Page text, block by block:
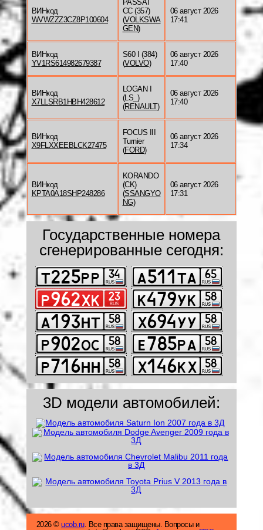
ВИНкод
WVWZZZ3CZ8P100604
PASSAT
CC (357)
(VOLKSWA
GEN)
06 август 2026
17:41
ВИНкод
YV1RS614982679387
S60 I (384)
(VOLVO)
06 август 2026
17:40
ВИНкод
X7LLSRB1HBH428612
LOGAN I
(LS_)
(RENAULT)
06 август 2026
17:40
ВИНкод
X9FLXXEEBLCK27475
FOCUS III
Turnier
(FORD)
06 август 2026
17:34
ВИНкод
KPTA0A18SHP248286
KORANDO
(CK)
(SSANGYO
NG)
06 август 2026
17:31
Государственные номера
сгенерированные сегодня:
3D модели автомобилей:
2026 © ucob.ru. Все права защищены. Вопросы и